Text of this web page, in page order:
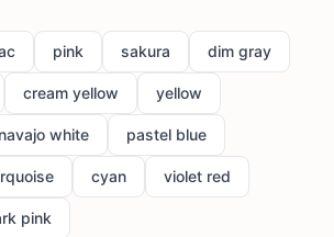
pink sakura dim gray
cream yellow yellow
navajo white pastel blue
cyan violet red
pink